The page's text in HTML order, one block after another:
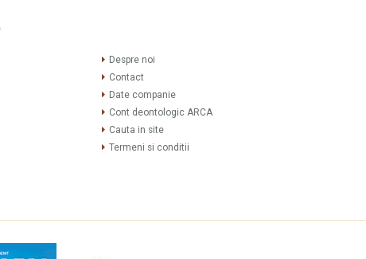
Despre noi
Contact
Date companie
Cont deontologic ARCA
Cauta in site
Termeni si conditii